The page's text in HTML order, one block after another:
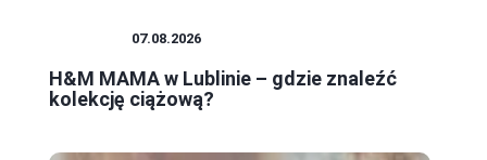
07.08.2026
H&M MAMA w Lublinie – gdzie znaleźć
kolekcję ciążową?